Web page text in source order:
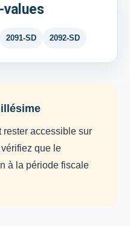
2091-SD 2092-SD
rester accessible sur
vérifiez que le
à la période fiscale